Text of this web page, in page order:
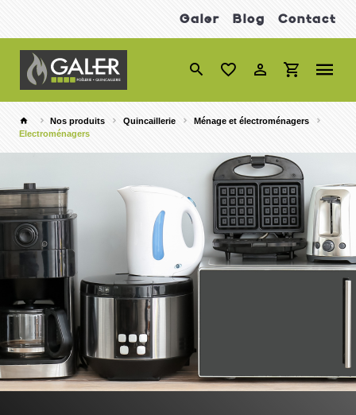
Galer Blog Contact
Nos produits Quincaillerie
Ménage et électroménagers
Electroménagers